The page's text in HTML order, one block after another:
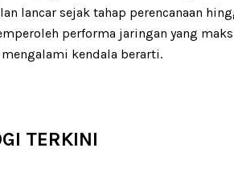
lancar sejak tahap perencanaan
performa jaringan yang
kendala berarti.
TERKINI